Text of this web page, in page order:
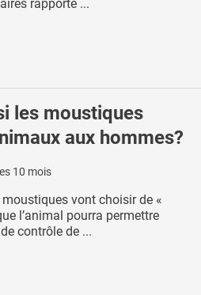
rapporte ...
les moustiques
aux hommes?
10 mois
vont choisir de «
l’animal pourra permettre
contrôle de ...